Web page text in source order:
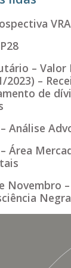
VRA
– Valor
2023) –
de
Análise
Área
Novembro
Negra